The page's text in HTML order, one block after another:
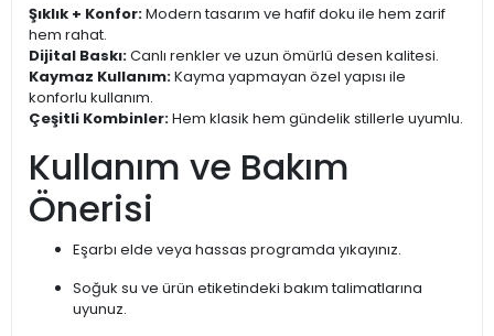
Şıklık + Konfor:Modern tasarım ve hafif doku ile hem zarif
hem rahat.
Dijital Baskı:Canlı renkler ve uzun ömürlü desen kalitesi.
Kaymaz Kullanım:Kayma yapmayan özel yapısı ile
konforlu kullanım.
Çeşitli Kombinler:Hem klasik hem gündelik stillerle uyumlu.
Kullanım ve Bakım
Önerisi
Eşarbı elde veya hassas programda yıkayınız.
Soğuk su ve ürün etiketindeki bakım talimatlarına
uyunuz.